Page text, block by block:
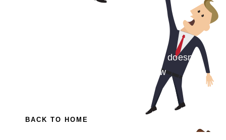
Sorry, but the page you are looking for doesn't
exist. You may like some inspire below
BACK TO HOME